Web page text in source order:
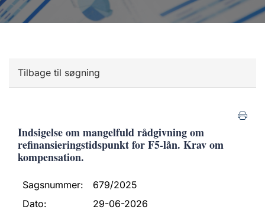
Tilbage til søgning
Indsigelse om mangelfuld rådgivning om
refinansieringstidspunkt for F5-lån. Krav om
kompensation.
Sagsnummer:
679/2025
Dato:
29-06-2026